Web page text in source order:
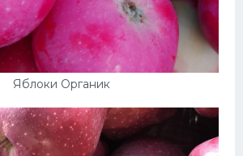
Яблоки Органик